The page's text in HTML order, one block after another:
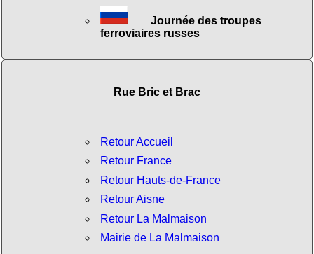
Journée des troupes
ferroviaires russes
Rue Bric et Brac
Retour Accueil
Retour France
Retour Hauts-de-France
Retour Aisne
Retour La Malmaison
Mairie de La Malmaison